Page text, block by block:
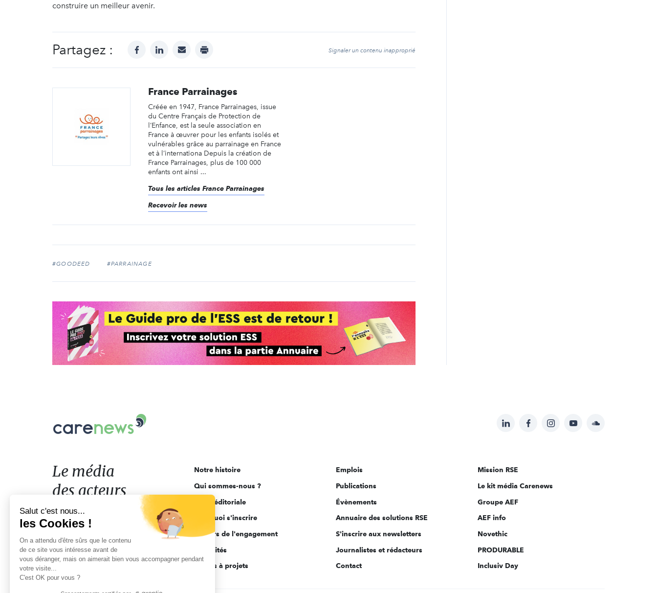
construire un meilleur avenir.
Partagez : facebooklinkedinmail print Signaler un contenu inapproprié
France Parrainages
Créée en 1947, France Parrainages, issue
du Centre Français de Protection de
l’Enfance, est la seule association en
France à œuvrer pour les enfants isolés et
vulnérables grâce au parrainage en France
et à l’internationa Depuis la création de
France Parrainages, plus de 100 000
enfants ont ainsi ...
Tous les articles France Parrainages
Recevoir les news
#GOODEED #PARRAINAGE
Suivez-
sur:
LinkedInFacebookInstagramYouTubeSoundcloud
Le
acteurs
de
l'engagement
Le média
des acteurs
de l'engagement
Notre histoire
Qui sommes-nous ?
Ligne éditoriale
Pourquoi s'inscrire
Acteurs de l'engagement
Actualités
Appels à projets
Emplois
Publications
Évènements
Annuaire des solutions RSE
S'inscrire aux newsletters
Journalistes et rédacteurs
Contact
Mission RSE
Le kit média Carenews
Groupe AEF
AEF info
Novethic
PRODURABLE
Inclusiv Day
Salut c'est nous...
les Cookies !
On a attendu d'être sûrs que le contenu
de ce site vous intéresse avant de
vous déranger, mais on aimerait bien vous accompagner pendant
votre visite...
C'est OK pour vous ?